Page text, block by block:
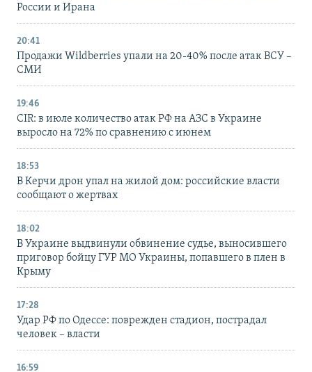
России и Ирана
20:41
Продажи Wildberries упали на 20-40% после атак ВСУ –
СМИ
19:46
CIR: в июле количество атак РФ на АЗС в Украине
выросло на 72% по сравнению с июнем
18:53
В Керчи дрон упал на жилой дом: российские власти
сообщают о жертвах
18:02
В Украине выдвинули обвинение судье, выносившего
приговор бойцу ГУР МО Украины, попавшего в плен в
Крыму
17:28
Удар РФ по Одессе: поврежден стадион, пострадал
человек – власти
16:59